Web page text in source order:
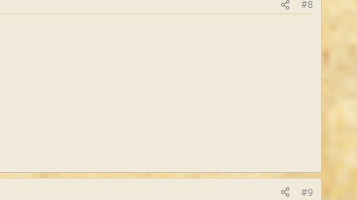
#8
#9